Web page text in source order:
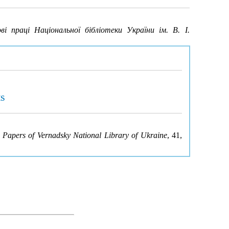
праці Національної бібліотеки України ім. В. І.
Papers of Vernadsky National Library of Ukraine, 41,